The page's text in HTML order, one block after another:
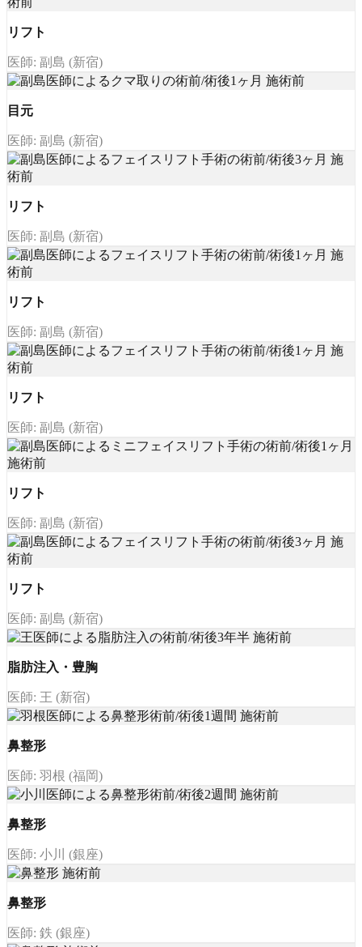
リフト
医師: 副島 (新宿)
目元
医師: 副島 (新宿)
リフト
医師: 副島 (新宿)
リフト
医師: 副島 (新宿)
リフト
医師: 副島 (新宿)
リフト
医師: 副島 (新宿)
リフト
医師: 副島 (新宿)
脂肪注入・豊胸
医師: 王 (新宿)
鼻整形
医師: 羽根 (福岡)
鼻整形
医師: 小川 (銀座)
鼻整形
医師: 鉄 (銀座)